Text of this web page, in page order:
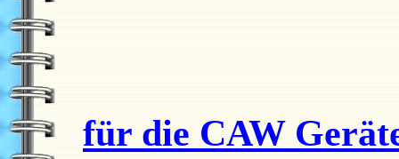
für die CAW